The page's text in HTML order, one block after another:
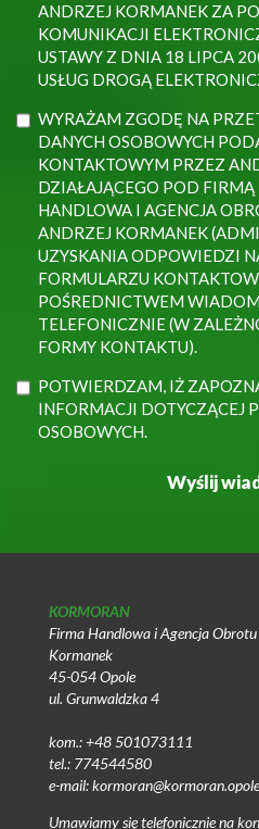
ANDRZEJ KORMANEK ZA
KOMUNIKACJI
USTAWY Z DNIA 18 LIPCA
USŁUG DROGĄ
WYRAŻAM ZGODĘ NA
DANYCH OSOBOWYCH
KONTAKTOWYM PRZEZ
DZIAŁAJĄCEGO POD
HANDLOWA I AGENCJA
ANDRZEJ KORMANEK
UZYSKANIA ODPOWIEDZI
FORMULARZU
POŚREDNICTWEM
TELEFONICZNIE (W
FORMY KONTAKTU).
POTWIERDZAM, IŻ
INFORMACJI DOTYCZĄCEJ
OSOBOWYCH.
KORMORAN
Firma Handlowa i Agencja
Kormanek
45-054 Opole
ul. Grunwaldzka 4
kom.: +48 501073111
tel.: 774544580
e-mail:
Umawiamy się telefonicznie na